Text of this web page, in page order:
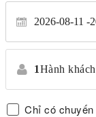
2026-08-11
1Hành
Chỉ có